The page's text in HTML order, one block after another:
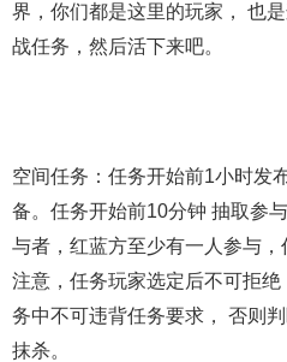
界，你们都是这里的玩家， 也
战任务，然后活下来吧。
空间任务：任务开始前1小时发
备。任务开始前10分钟 抽取参
与者，红蓝方至少有一人参与，
注意，任务玩家选定后不可拒
务中不可违背任务要求， 否则
抹杀。